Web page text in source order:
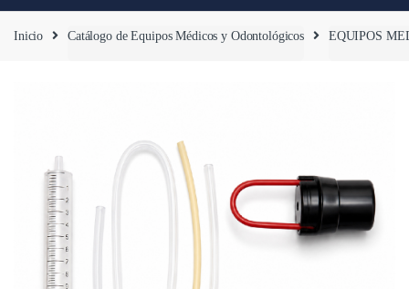
Inicio Catálogo de Equipos Médicos y Odontológicos EQUIPOS